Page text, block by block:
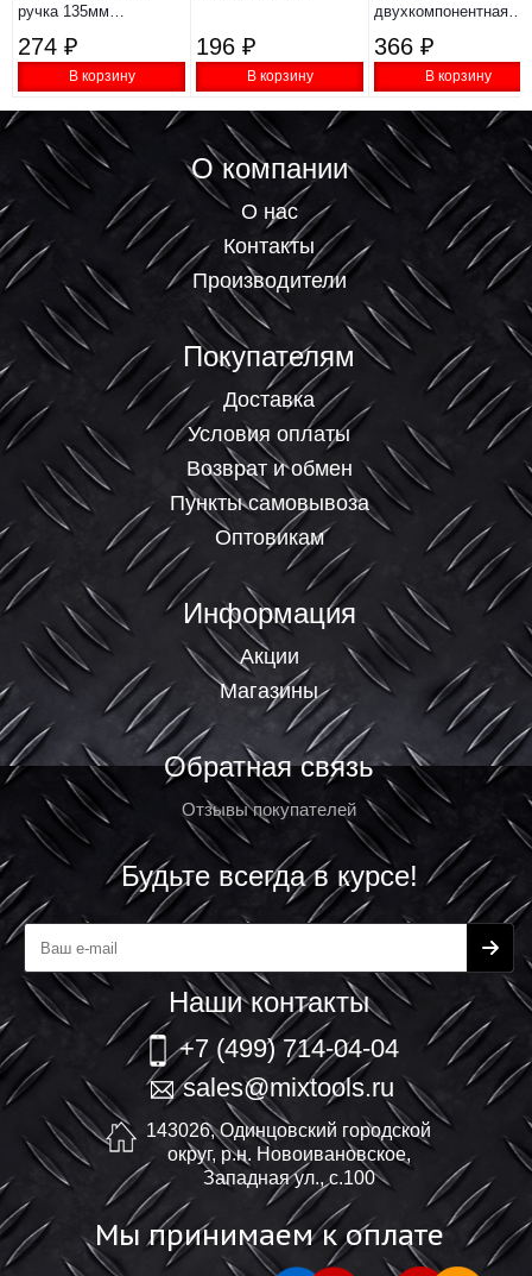
ручка 135мм
274 ₽
В корзину
196 ₽
В корзину
двухкомпонентная
"МАСТЕР"
366 ₽
В корзину
О компании
О нас
Контакты
Производители
Покупателям
Доставка
Условия оплаты
Возврат и обмен
Пункты самовывоза
Оптовикам
Информация
Акции
Магазины
Обратная связь
Отзывы покупателей
Будьте всегда в курсе!
Наши контакты
+7 (499) 714-04-04
sales@mixtools.ru
143026, Одинцовский городской
округ, р.н. Новоивановское,
Западная ул., с.100
Мы принимаем к оплате